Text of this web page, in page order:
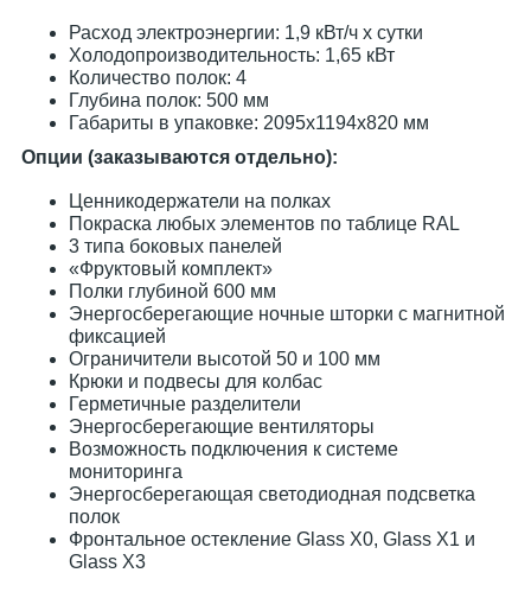
Расход электроэнергии: 1,9 кВт/ч х сутки
Холодопроизводительность: 1,65 кВт
Количество полок: 4
Глубина полок: 500 мм
Габариты в упаковке: 2095х1194х820 мм
Опции (заказываются отдельно):
Ценникодержатели на полках
Покраска любых элементов по таблице RAL
3 типа боковых панелей
«Фруктовый комплект»
Полки глубиной 600 мм
Энергосберегающие ночные шторки с магнитной
фиксацией
Ограничители высотой 50 и 100 мм
Крюки и подвесы для колбас
Герметичные разделители
Энергосберегающие вентиляторы
Возможность подключения к системе
мониторинга
Энергосберегающая светодиодная подсветка
полок
Фронтальное остекление Glass X0, Glass X1 и
Glass X3